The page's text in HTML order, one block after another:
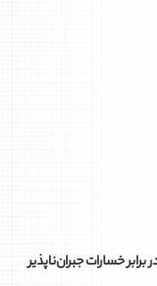
خسارات جبران‌ناپذیر